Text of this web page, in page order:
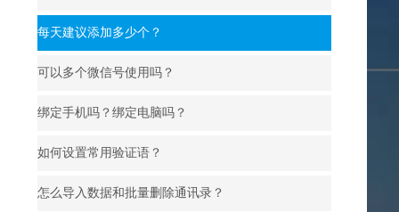
每天建议添加多少个？
可以多个微信号使用吗？
绑定手机吗？绑定电脑吗？
如何设置常用验证语？
怎么导入数据和批量删除通讯录？